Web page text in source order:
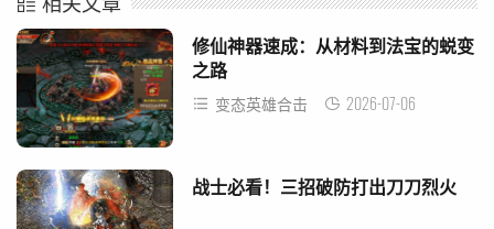
修仙神器速成：从材料到法宝的蜕变
之路
变态英雄合击 2026-07-06
战士必看！三招破防打出刀刀烈火